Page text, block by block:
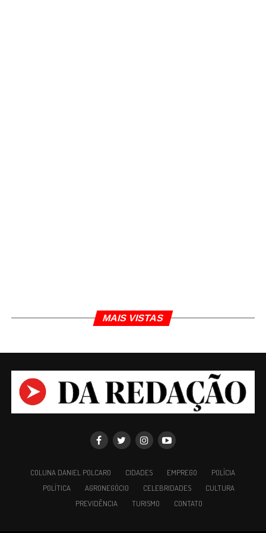
TÓPICOS RELACIONADOS PIUMHI
Daniel Polcaro
Jornalista e editor dos sites Da Redação, Front Pages
um conselho?'.
MAIS VISTAS
COLUNA DANIEL POLCARO CIDADES EMPREGO
POLÍCIA
POLÍTICA
AGRONEGÓCIO CELEBRIDADES
CULTURA
PREVIDÊNCIA
TURISMO CONTATO